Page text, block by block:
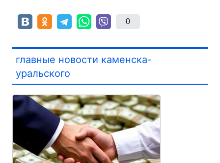
0
главные новости каменска-
уральского